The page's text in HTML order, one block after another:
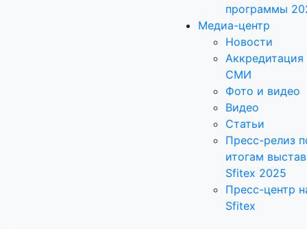
программы
Медиа-центр
Новости
Аккредитация
СМИ
Фото и видео
Видео
Статьи
Пресс-релиз
итогам
Sfitex 2025
Пресс-центр
Sfitex